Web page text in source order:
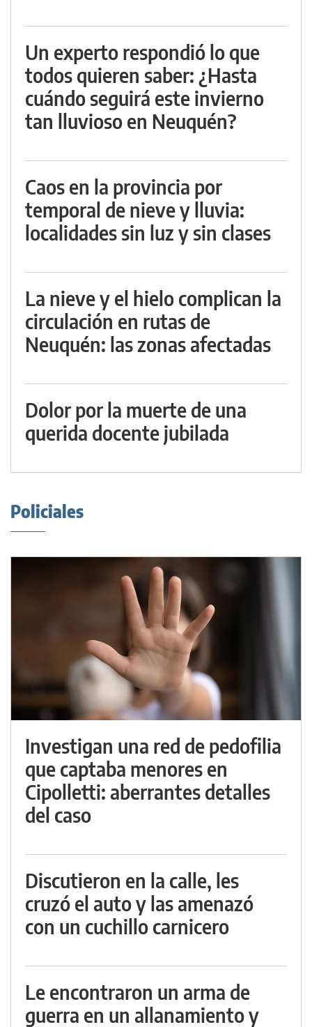
Un experto respondió lo que
todos quieren saber: ¿Hasta
cuándo seguirá este invierno
tan lluvioso en Neuquén?
Caos en la provincia por
temporal de nieve y lluvia:
localidades sin luz y sin clases
La nieve y el hielo complican la
circulación en rutas de
Neuquén: las zonas afectadas
Dolor por la muerte de una
querida docente jubilada
Policiales
Investigan una red de pedofilia
que captaba menores en
Cipolletti: aberrantes detalles
del caso
Discutieron en la calle, les
cruzó el auto y las amenazó
con un cuchillo carnicero
Le encontraron un arma de
guerra en un allanamiento y